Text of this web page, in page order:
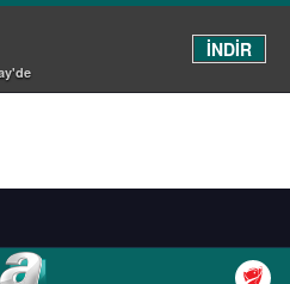
İNDİR